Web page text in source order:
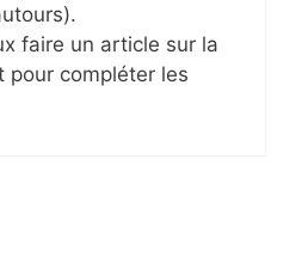
faire un article sur la
pour compléter les